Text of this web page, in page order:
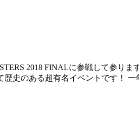
2018 FINALに参戦して参り
史のある超有名イベントです！